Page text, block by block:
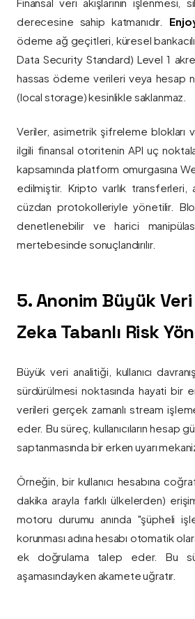
derecesine sahip katmanıdır.
ödeme ağ geçitleri, küresel
Data Security Standard) Level 1
hassas ödeme verileri veya hesap
(local storage) kesinlikle saklanmaz.
Veriler, asimetrik şifreleme blokları
ilgili finansal otoritenin API uç
kapsamında platform omurgasına
edilmiştir. Kripto varlık transferleri,
cüzdan protokolleriyle yönetilir.
denetlenebilir ve harici
mertebesinde sonuçlandırılır.
5. Anonim Büyük
Zeka Tabanlı Risk
Büyük veri analitiği, kullanıcı
sürdürülmesi noktasında hayati bir
verileri gerçek zamanlı stream
eder. Bu süreç, kullanıcıların hesap
saptanmasında bir erken uyarı
Örneğin, bir kullanıcı hesabına
dakika arayla farklı ülkelerden)
motoru durumu anında "şüpheli
korunması adına hesabı otomatik
ek doğrulama talep eder. Bu
aşamasındayken akamete uğratır.